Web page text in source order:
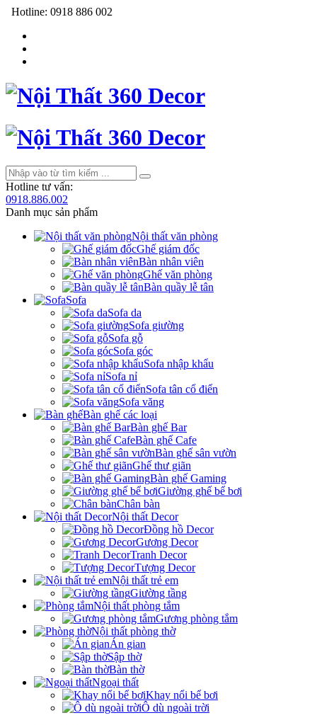
Hotline: 0918 886 002
Hotline tư vấn:
0918.886.002
Danh mục sản phẩm
Nội thất văn phòng
Ghế giám đốc
Bàn nhân viên
Ghế văn phòng
Bàn quầy lễ tân
Sofa
Sofa da
Sofa giường
Sofa gỗ
Sofa góc
Sofa nhập khẩu
Sofa nỉ
Sofa tân cổ điển
Sofa văng
Bàn ghế các loại
Bàn ghế Bar
Bàn ghế Cafe
Bàn ghế sân vườn
Ghế thư giãn
Bàn ghế Gaming
Giường ghế bể bơi
Chân bàn
Nội thất Decor
Đồng hồ Decor
Gương Decor
Tranh Decor
Tượng Decor
Nội thất trẻ em
Giường tầng
Nội thất phòng tắm
Gương phòng tắm
Nội thất phòng thờ
Án gian
Sập thờ
Bàn thờ
Ngoại thất
Khay nổi bể bơi
Ô dù ngoài trời